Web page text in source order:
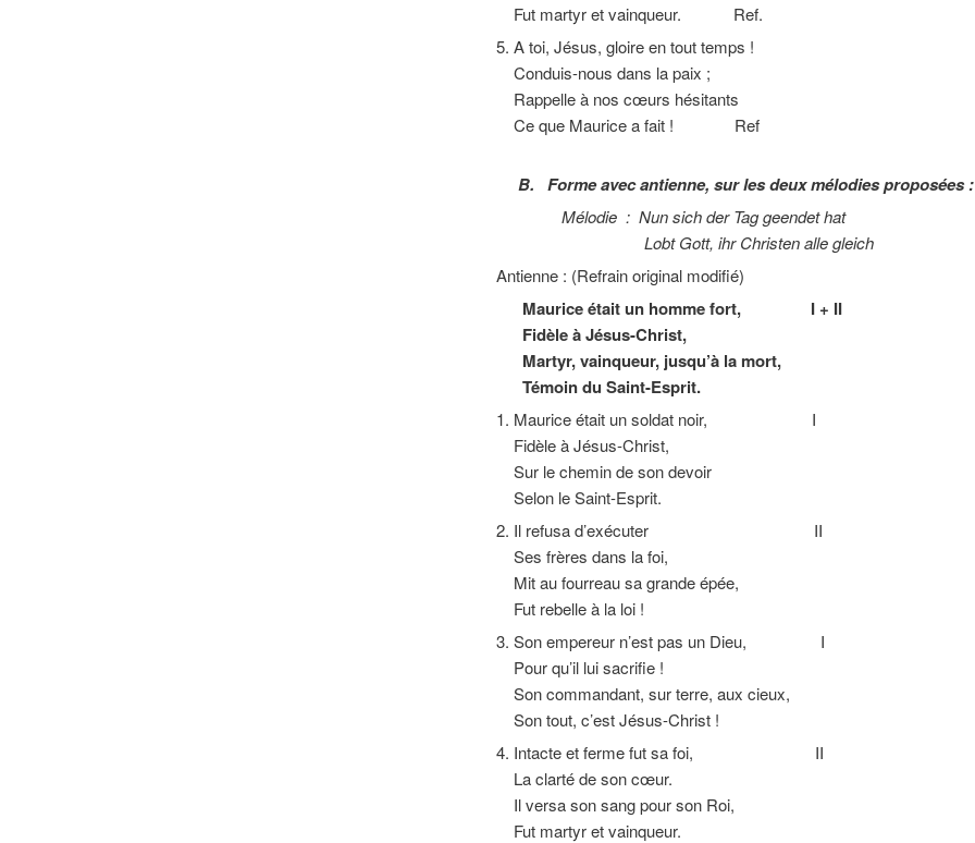
Fut martyr et vainqueur. Ref.
5. A toi, Jésus, gloire en tout temps !
Conduis-nous dans la paix ;
Rappelle à nos cœurs hésitants
Ce que Maurice a fait ! Ref
B. Forme avec antienne, sur les deux mélodies proposées :
Mélodie : Nun sich der Tag geendet hat
Lobt Gott, ihr Christen alle gleich
Antienne : (Refrain original modifié)
Maurice était un homme fort, I + II
Fidèle à Jésus-Christ,
Martyr, vainqueur, jusqu’à la mort,
Témoin du Saint-Esprit.
1. Maurice était un soldat noir, I
Fidèle à Jésus-Christ,
Sur le chemin de son devoir
Selon le Saint-Esprit.
2. Il refusa d’exécuter II
Ses frères dans la foi,
Mit au fourreau sa grande épée,
Fut rebelle à la loi !
3. Son empereur n’est pas un Dieu, I
Pour qu’il lui sacrifie !
Son commandant, sur terre, aux cieux,
Son tout, c’est Jésus-Christ !
4. Intacte et ferme fut sa foi, II
La clarté de son cœur.
Il versa son sang pour son Roi,
Fut martyr et vainqueur.